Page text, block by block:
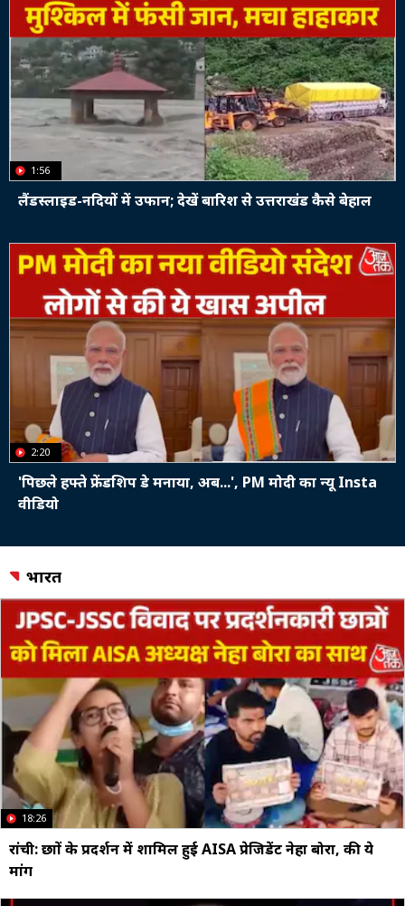
1:56
लैंडस्लाइड-नदियों में उफान; देखें बारिश से उत्तराखंड कैसे बेहाल
2:20
'पिछले हफ्ते फ्रेंडशिप डे मनाया, अब...', PM मोदी का न्यू Insta
वीडियो
भारत
18:26
रांची: छात्रों के प्रदर्शन में शामिल हुई AISA प्रेजिडेंट नेहा बोरा, की ये
मांग